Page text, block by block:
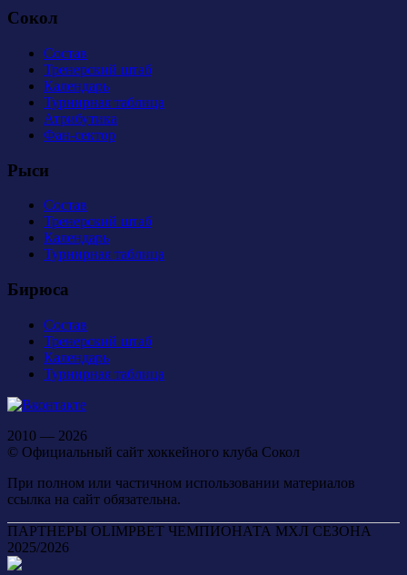
Сокол
Состав
Тренерский штаб
Календарь
Турнирная таблица
Атрибутика
Фан-сектор
Рыси
Состав
Тренерский штаб
Календарь
Турнирная таблица
Бирюса
Состав
Тренерский штаб
Календарь
Турнирная таблица
2010 — 2026
© Официальный сайт хоккейного клуба Сокол
При полном или частичном использовании материалов
ссылка на сайт обязательна.
ПАРТНЕРЫ OLIMPBET ЧЕМПИОНАТА МХЛ СЕЗОНА
2025/2026